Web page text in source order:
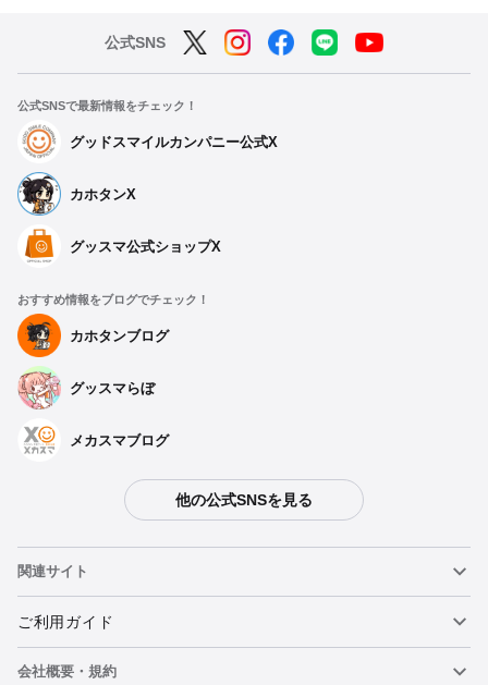
公式SNS
公式SNSで最新情報をチェック！
グッドスマイルカンパニー公式X
カホタンX
グッスマ公式ショップX
おすすめ情報をブログでチェック！
カホタンブログ
グッスマらぼ
メカスマブログ
他の公式SNSを見る
関連サイト
ねんどろいど
ねんどろいどフェイスメーカー
ご利用ガイド
重要なお知らせ
会社概要・規約